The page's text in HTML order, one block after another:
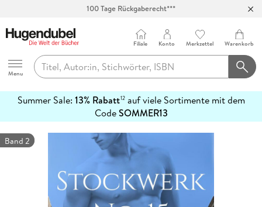
100 Tage Rückgaberecht***
Hugendubel
Menu
Filiale Konto Merkzettel Warenkorb
Summer Sale: 13% Rabatt12auf viele Sortimente mit dem
CodeSOMMER13
erfahren
Band 2